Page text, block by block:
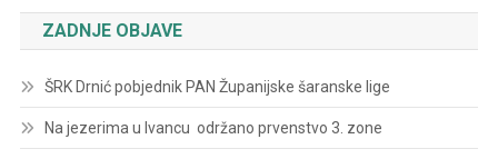
ZADNJE OBJAVE
ŠRK Drnić pobjednik PAN Županijske šaranske lige
Na jezerima u Ivancu održano prvenstvo 3. zone